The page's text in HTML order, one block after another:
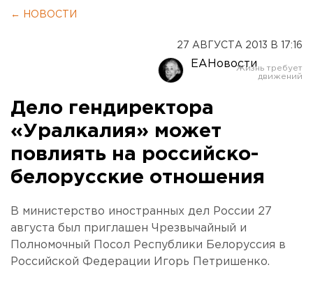
← НОВОСТИ
27 АВГУСТА 2013 В 17:16
ЕАНовости
Дело гендиректора
«Уралкалия» может
повлиять на российско-
белорусские отношения
В министерство иностранных дел России 27
августа был приглашен Чрезвычайный и
Полномочный Посол Республики Белоруссия в
Российской Федерации Игорь Петришенко.